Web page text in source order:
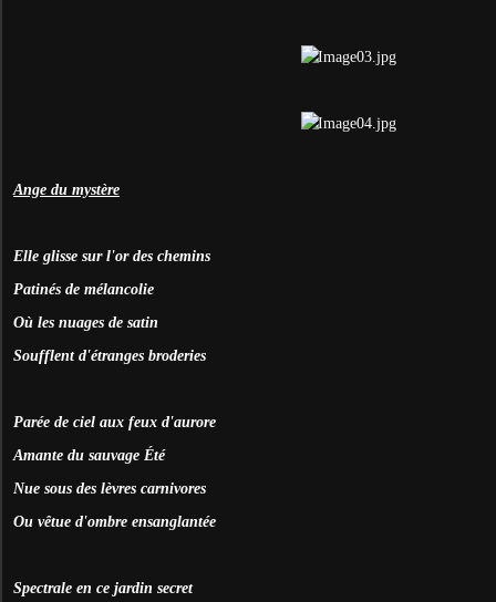
Ange du mystère
Elle glisse sur l'or des chemins
Patinés de mélancolie
Où les nuages de satin
Soufflent d'étranges broderies
Parée de ciel aux feux d'aurore
Amante du sauvage Été
Nue sous des lèvres carnivores
Ou vêtue d'ombre ensanglantée
Spectrale en ce jardin secret